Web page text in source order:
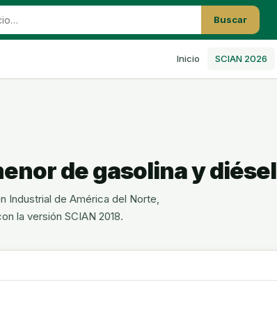
Buscar
Inicio SCIAN 2026
de gasolina y diésel
Industrial de América del Norte,
la versión SCIAN 2018.